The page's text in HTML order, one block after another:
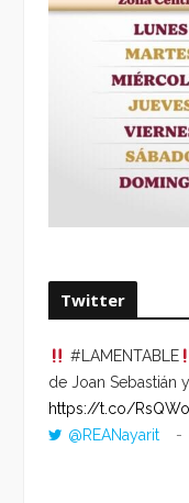
Twitter
#LAMENTABLE
de Joan Sebastián
https://t.co/
@REANayarit